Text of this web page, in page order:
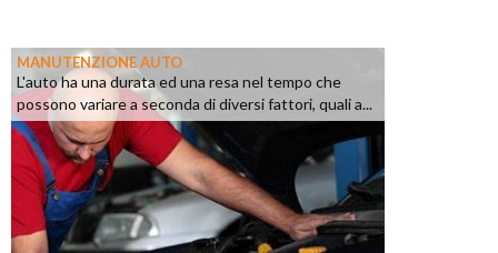
MANUTENZIONE AUTO
L'auto ha una durata ed una resa nel tempo che
possono variare a seconda di diversi fattori, quali a...